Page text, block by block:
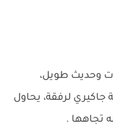
وحديث طويل،
لرفقة، يحاول
تجاهها .